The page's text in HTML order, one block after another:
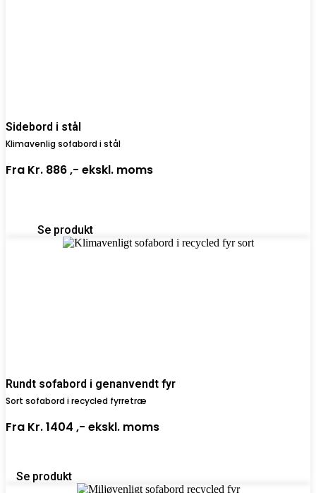
Sidebord i stål
Klimavenlig sofabord i stål
Fra Kr. 886 ,- ekskl. moms
Se produkt
Rundt sofabord i genanvendt fyr
Sort sofabord i recycled fyrretræ
Fra Kr. 1404 ,- ekskl. moms
Se produkt